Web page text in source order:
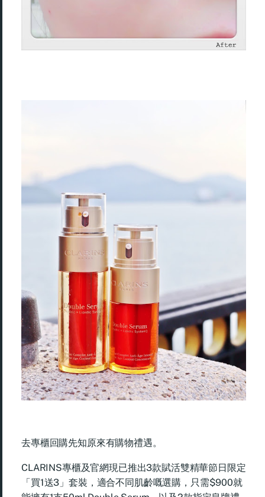
去專櫃回購先知原來有購物禮遇。
CLARINS專櫃及官網現已推出3款賦活雙精華節日限定
「買1送3」套裝，適合不同肌齡嘅選購，只需$900就